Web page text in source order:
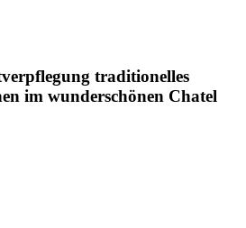
traditionelles
im wunderschönen Chatel